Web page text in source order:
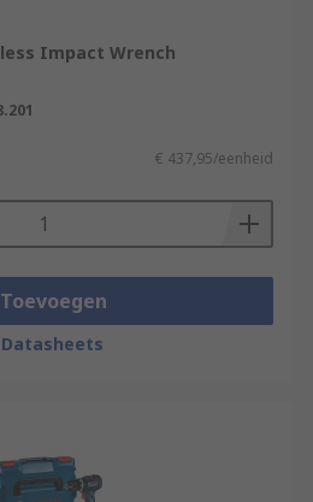
Impact Wrench
€ 437,95/eenheid
Toevoegen
Datasheets